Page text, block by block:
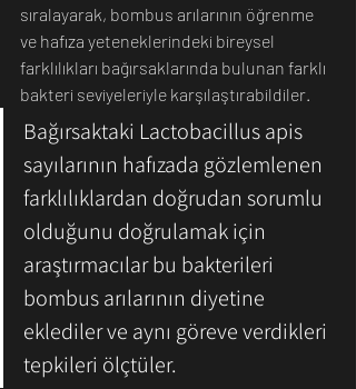
sıralayarak, bombus arılarının öğrenme
ve hafıza yeteneklerindeki bireysel
farklılıkları bağırsaklarında bulunan farklı
bakteri seviyeleriyle karşılaştırabildiler.
Bağırsaktaki Lactobacillus apis
sayılarının hafızada gözlemlenen
farklılıklardan doğrudan sorumlu
olduğunu doğrulamak için
araştırmacılar bu bakterileri
bombus arılarının diyetine
eklediler ve aynı göreve verdikleri
tepkileri ölçtüler.